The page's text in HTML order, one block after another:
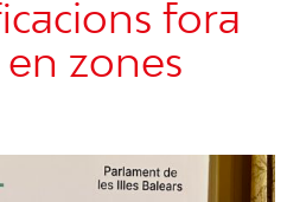
fora
en zones